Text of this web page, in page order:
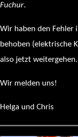
Fuchur.
Wir haben den Fehler
behoben (elektrische
also jetzt weitergehen.
Wir melden uns!
Helga und Chris